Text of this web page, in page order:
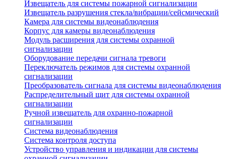
Извещатель для системы пожарной сигнализации
Извещатель разрушения стекла/вибрации/сейсмический
Камера для системы видеонаблюдения
Корпус для камеры видеонаблюдения
Модуль расширения для системы охранной
сигнализации
Оборудование передачи сигнала тревоги
Переключатель режимов для системы охранной
сигнализации
Преобразователь сигнала для системы видеонаблюдения
Распределительный щит для системы охранной
сигнализации
Ручной извещатель для охранно-пожарной
сигнализации
Система видеонаблюдения
Система контроля доступа
Устройство управления и индикации для системы